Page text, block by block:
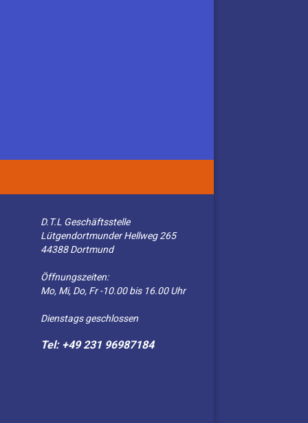
D.T.L Geschäftsstelle
Lütgendortmunder Hellweg 265
44388 Dortmund
Öffnungszeiten:
Mo, Mi, Do, Fr -10.00 bis 16.00 Uhr
Dienstags geschlossen
Tel: +49 231 96987184